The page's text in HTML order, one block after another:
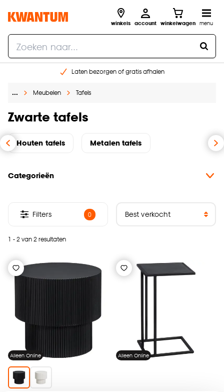
winkels account winkelwagen menu
Laten bezorgen of gratis afhalen
Gratis raam advies en opmeten aan huis
… Meubelen Tafels
Zwarte tafels
Houten tafels Metalen tafels
Categorieën
1 - 2 van 2 resultaten
Filters 0
Alleen Online Alleen Online